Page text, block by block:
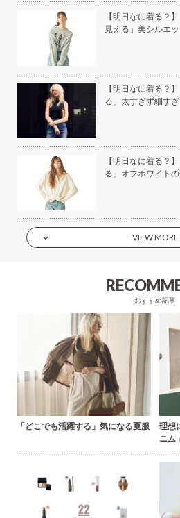
【明日なに着る？
見える」美シルエ
【明日なに着る？
る」太すぎず細す
【明日なに着る？
る」オフホワイト
VIEW MORE
おすすめ記事
「どこでも活躍する」気になる夏服
理想
ニム」